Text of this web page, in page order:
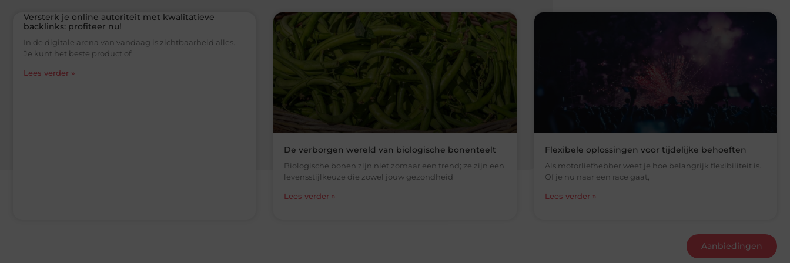
Versterk je online autoriteit met kwalitatieve
backlinks: profiteer nu!
In de digitale arena van vandaag is zichtbaarheid alles.
Je kunt het beste product of
Lees verder »
De verborgen wereld van biologische bonenteelt
Biologische bonen zijn niet zomaar een trend; ze zijn een
levensstijlkeuze die zowel jouw gezondheid
Lees verder »
Flexibele oplossingen voor tijdelijke behoeften
Als motorliefhebber weet je hoe belangrijk flexibiliteit is.
Of je nu naar een race gaat,
Lees verder »
Aanbiedingen